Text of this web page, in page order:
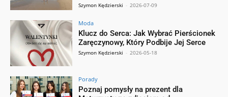
Szymon Kędzierski - 2026-07-09
Moda
Klucz do Serca: Jak Wybrać Pierścionek
Zaręczynowy, Który Podbije Jej Serce
Szymon Kędzierski - 2026-05-18
Porady
Poznaj pomysły na prezent dla